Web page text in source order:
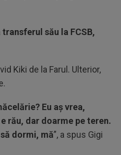
său la FCSB,
Kiki de la Farul. Ulterior,
Eu aș vrea,
rău, dar doarme pe teren.
dormi, mă”, a spus Gigi